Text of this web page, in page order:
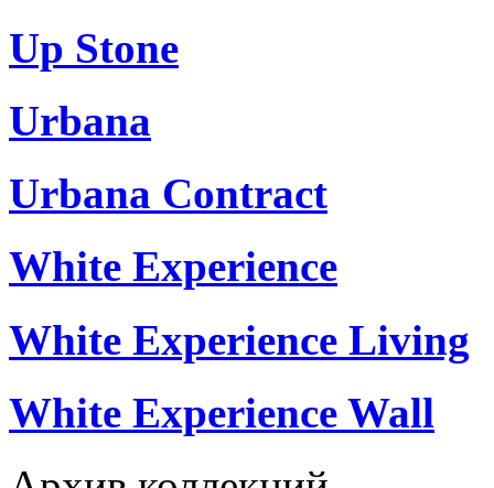
Up Stone
Urbana
Urbana Contract
White Experience
White Experience Living
White Experience Wall